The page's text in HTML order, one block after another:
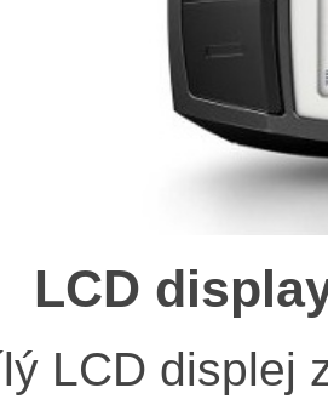
LCD
LCD displej